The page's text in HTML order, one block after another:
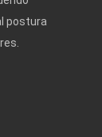
postura